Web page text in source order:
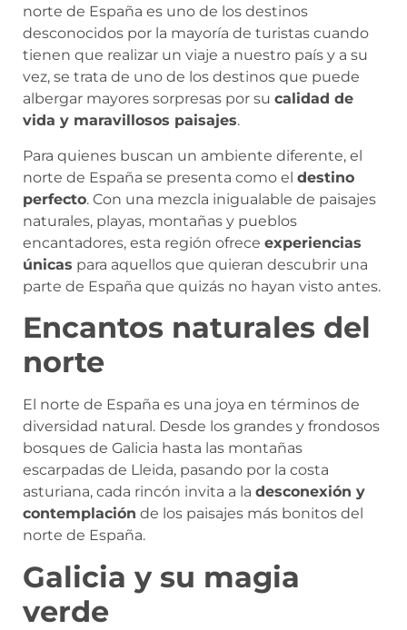
norte de España es uno de los destinos
desconocidos por la mayoría de turistas cuando
tienen que realizar un viaje a nuestro país y a su
vez, se trata de uno de los destinos que puede
albergar mayores sorpresas por su calidad de
vida y maravillosos paisajes.
Para quienes buscan un ambiente diferente, el
norte de España se presenta como el destino
perfecto. Con una mezcla inigualable de paisajes
naturales, playas, montañas y pueblos
encantadores, esta región ofrece experiencias
únicas para aquellos que quieran descubrir una
parte de España que quizás no hayan visto antes.
Encantos naturales del
norte
El norte de España es una joya en términos de
diversidad natural. Desde los grandes y frondosos
bosques de Galicia hasta las montañas
escarpadas de Lleida, pasando por la costa
asturiana, cada rincón invita a la desconexión y
contemplación de los paisajes más bonitos del
norte de España.
Galicia y su magia
verde